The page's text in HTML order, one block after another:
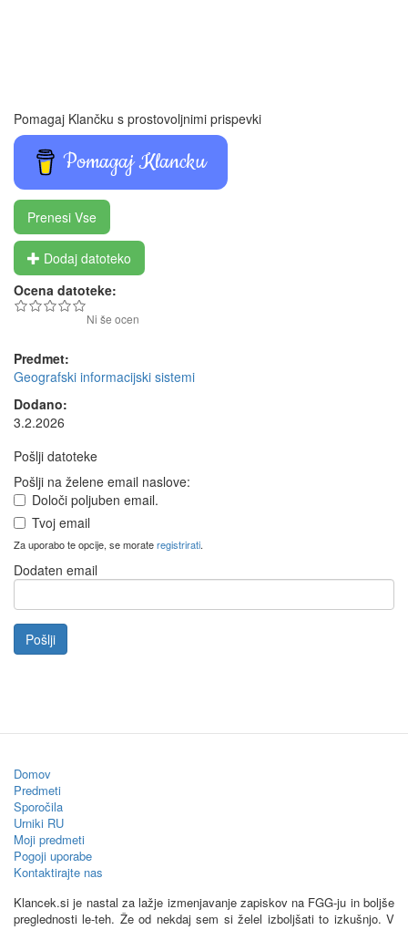
Pomagaj Klančku s prostovoljnimi prispevki
Pomagaj Klancku
Prenesi Vse
Dodaj datoteko
Ocena datoteke:
Ni še ocen
Predmet:
Geografski informacijski sistemi
Dodano:
3.2.2026
Pošlji datoteke
Pošlji na želene email naslove:
Določi poljuben email.
Tvoj email
Za uporabo te opcije, se morateregistrirati.
Dodaten email
Pošlji
Domov
Predmeti
Sporočila
Urniki RU
Moji predmeti
Pogoji uporabe
Kontaktirajte nas
Klancek.si je nastal za lažje izmenjavanje zapiskov na FGG-ju in boljše
preglednosti le-teh. Že od nekdaj sem si želel izboljšati to izkušnjo. V